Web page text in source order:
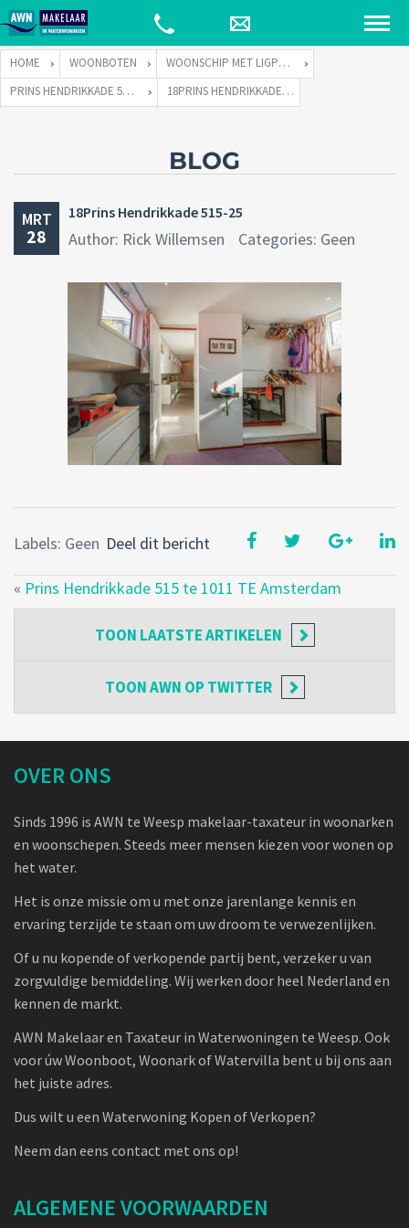
HOME WOONBOTEN
WOONSCHIP MET LIGPLAATS
PRINS HENDRIKKADE 515 TE 1011 TE AMSTERDAM
18PRINS HENDRIKKADE 515-25
BLOG
MRT
28
18Prins Hendrikkade 515-25
Author: Rick Willemsen Categories: Geen
Deel dit bericht
Labels: Geen
« Prins Hendrikkade 515 te 1011 TE Amsterdam
TOON LAATSTE ARTIKELEN
TOONAWN OP TWITTER
OVER ONS
Sinds 1996 is AWN te Weesp makelaar-taxateur in woonarken
en woonschepen. Steeds meer mensen kiezen voor wonen op
het water.
Het is onze missie om u met onze jarenlange kennis en
ervaring terzijde te staan om uw droom te verwezenlijken.
Of u nu kopende of verkopende partij bent, verzeker u van
zorgvuldige bemiddeling. Wij werken door heel Nederland en
kennen de markt.
AWN Makelaar en Taxateur in Waterwoningen te Weesp. Ook
voor úw Woonboot, Woonark of Watervilla bent u bij ons aan
het juiste adres.
Dus wilt u een Waterwoning Kopen of Verkopen?
Neem dan eens contact met ons op!
ALGEMENE VOORWAARDEN